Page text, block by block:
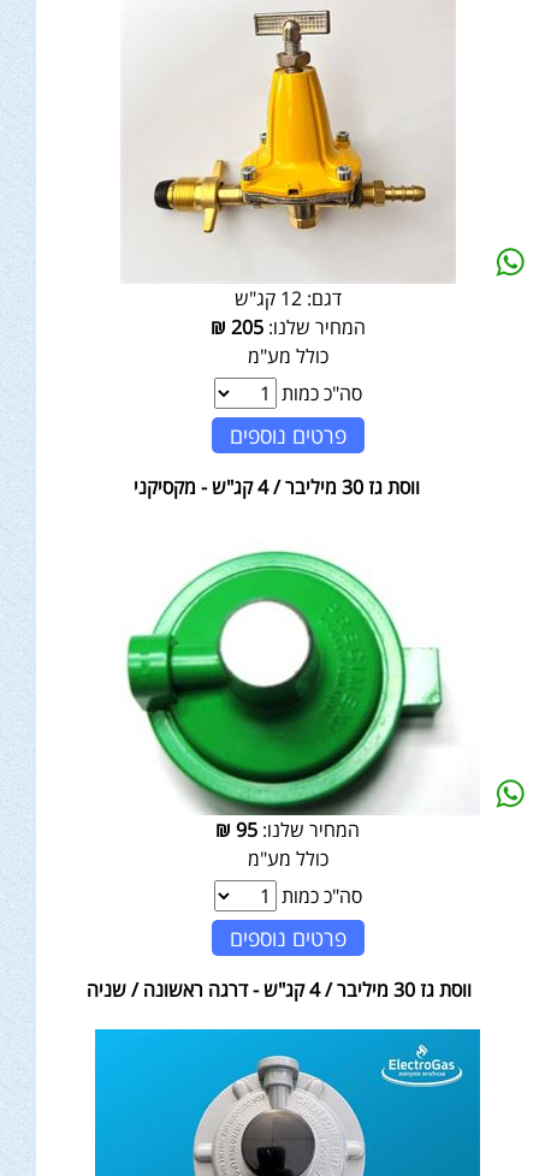
דגם: 12 קג"ש
המחיר שלנו:205
₪
כולל מע"מ
סה"כ כמות
פרטים נוספים
ווסת גז 30 מיליבר / 4 קג"ש - מקסיקני
המחיר שלנו: 95
₪
כולל מע"מ
סה"כ כמות
פרטים נוספים
ווסת גז 30 מיליבר / 4 קג"ש - דרגה ראשונה / שניה